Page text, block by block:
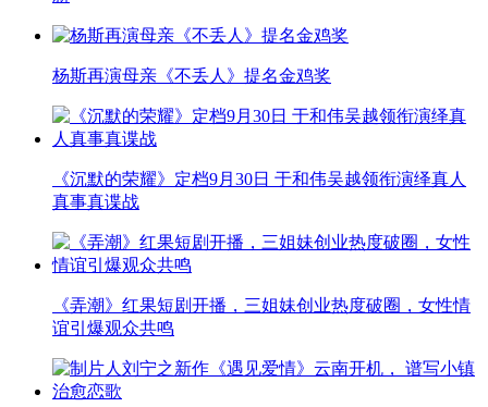
杨斯再演母亲《不丢人》提名金鸡奖
《沉默的荣耀》定档9月30日 于和伟吴越领衔演绎真人
真事真谍战
《弄潮》红果短剧开播，三姐妹创业热度破圈，女性情
谊引爆观众共鸣